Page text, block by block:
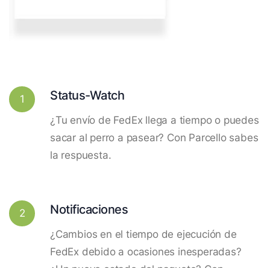
1 Status-Watch
¿Tu envío de FedEx llega a tiempo o puedes
sacar al perro a pasear? Con Parcello sabes
la respuesta.
2 Notificaciones
¿Cambios en el tiempo de ejecución de
FedEx debido a ocasiones inesperadas?